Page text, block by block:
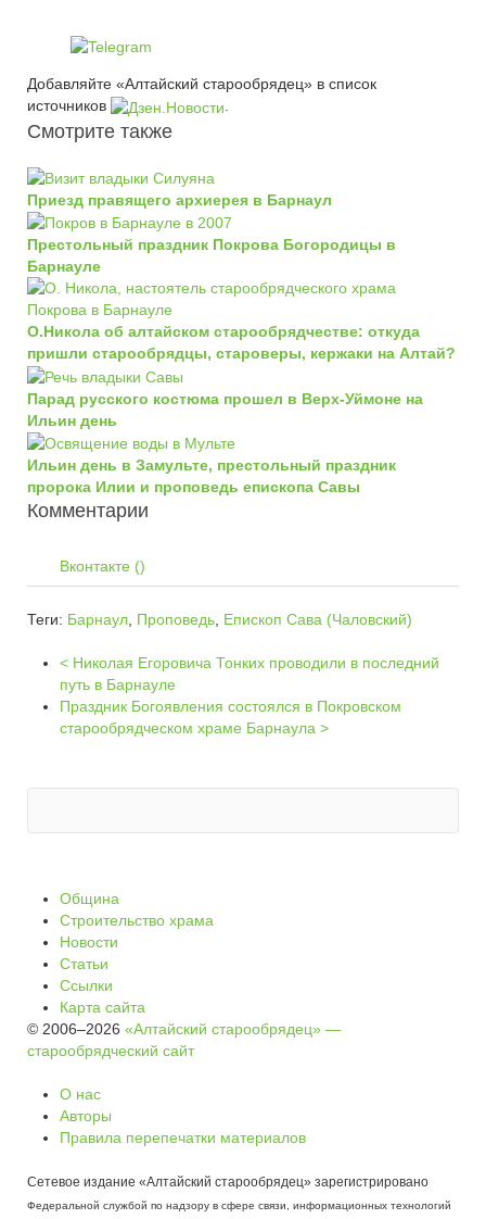
Добавляйте «Алтайский старообрядец» в список
источников
.
Смотрите также
Приезд правящего архиерея в Барнаул
Престольный праздник Покрова Богородицы в
Барнауле
О.Никола об алтайском старообрядчестве: откуда
пришли старообрядцы, староверы, кержаки на Алтай?
Парад русского костюма прошел в Верх-Уймоне на
Ильин день
Ильин день в Замульте, престольный праздник
пророка Илии и проповедь епископа Савы
Комментарии
Вконтакте ()
Теги: Барнаул Проповедь Епископ Сава (Чаловский)
< Николая Егоровича Тонких проводили в последний
путь в Барнауле
Праздник Богоявления состоялся в Покровском
старообрядческом храме Барнаула >
Община
Строительство храма
Новости
Статьи
Ссылки
Карта сайта
© 2006–2026 «Алтайский старообрядец» —
старообрядческий сайт
О нас
Авторы
Правила перепечатки материалов
Сетевое издание «Алтайский старообрядец» зарегистрировано
Федеральной службой по надзору в сфере связи, информационных технологий